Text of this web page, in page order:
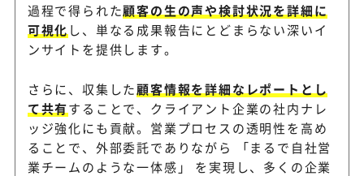
過程で得られた顧客の生の声や検討状況を詳細に
可視化 し、単なる成果報告にとどまらない深いイ
ンサイトを提供します。
さらに、収集した顧客情報を詳細なレポートとし
て共有することで、クライアント企業の社内ナレ
ッジ強化にも貢献。営業プロセスの透明性を高め
ることで、外部委託でありながら 「まるで自社営
業チームのような一体感」 を実現し、多くの企業